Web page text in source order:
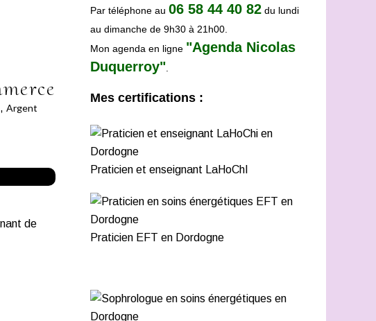
, Argent
de
Par téléphone au 06 58 44 40 82 du lundi
au dimanche de 9h30 à 21h00.
Mon agenda en ligne "Agenda Nicolas
Duquerroy"
Mes certifications :
Praticien et enseignant LaHoChI
Praticien EFT en Dordogne